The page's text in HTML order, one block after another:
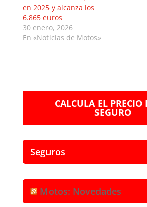
en 2025 y alcanza los
6.865 euros
30 enero, 2026
En «Noticias de Motos»
CALCULA EL PRECIO
SEGURO
Seguros
Motos: Novedades